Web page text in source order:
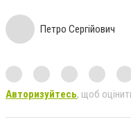
Петро Сергійович
Авторизуйтесь, щоб